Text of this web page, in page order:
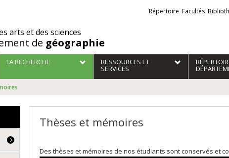
arts et des sciences
de géographie
Liens
externes
Répertoire Facultés
LA RECHERCHE RESSOURCES ET
SERVICES
Thèses et mémoires
Des thèses et mémoires de nos étudiants sont conservés et